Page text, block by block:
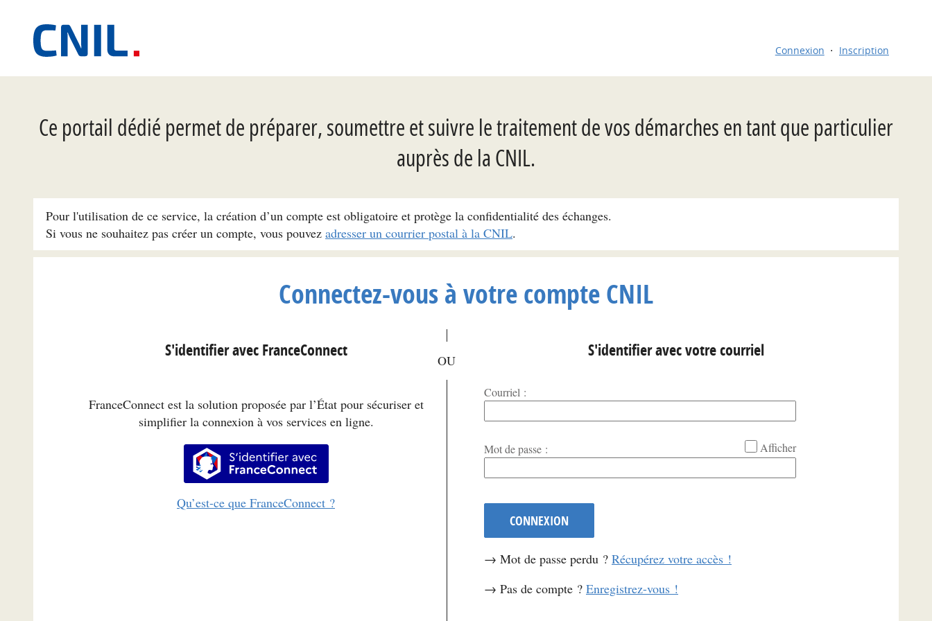
Connexion Inscription
Ce portail dédié permet de préparer, soumettre et suivre le traitement de vos démarches en tant que particulier
auprès de la CNIL.
Pour l'utilisation de ce service, la création d’un compte est obligatoire et protège la confidentialité des échanges.
Si vous ne souhaitez pas créer un compte, vous pouvez adresser un courrier postal à la CNIL.
Connectez-vous à votre compte CNIL
S'identifier avec FranceConnect
FranceConnect est la solution proposée par l’État pour sécuriser et
simplifier la connexion à vos services en ligne.
S’identifier avec FranceConnect
Qu’est-ce que FranceConnect ?
S'identifier avec votre courriel
Courriel :
Mot de passe : Afficher
CONNEXION
→ Mot de passe perdu ? Récupérez votre accès !
→ Pas de compte ? Enregistrez-vous !